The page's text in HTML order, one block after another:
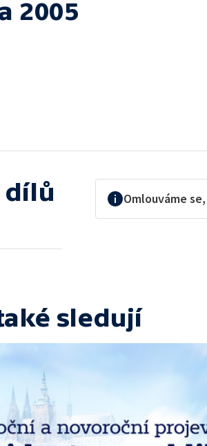
2005
dílů Omlouváme
sledují